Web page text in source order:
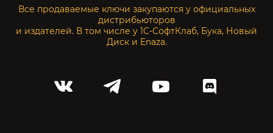
Все продаваемые ключи закупаются у официальных
дистрибьюторов
и издателей. В том числе у 1С-СофтКлаб, Бука, Новый
Диск и Enaza.